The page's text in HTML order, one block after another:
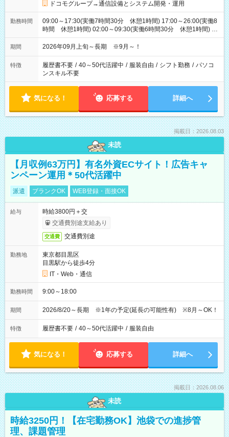
ドコモグループ→通信設備とシステム開発・運用
勤務時間
09:00～17:30(実働7時間30分 休憩1時間) 17:00～26:00(実働8
時間 休憩1時間) 02:00～09:30(実働6時間30分 休憩1時間) ※
日勤は就業時間1/夜勤は就業時間2.3を連続で行って頂きます
期間 2026年09月上旬～長期 ※9月～！
特徴 履歴書不要 / 40～50代活躍中 / 服装自由 / シフト勤務 / パソコ
ンスキル不要
気になる！ 応募する 詳細へ
掲載日：2026.08.03
未読
【月収例63万円】有名外資ECサイト！広告キャ
ンペーン運用＊50代活躍中
派遣 ブランクOK WEB登録・面接OK
給与
時給3800円＋交
交通費別途支給あり
交通費 交通費別途
勤務地
東京都目黒区
目黒駅から徒歩4分
IT・Web・通信
勤務時間 9:00～18:00
期間 2026/8/20～長期 ※1年の予定(延長の可能性有) ※8月～OK！
特徴 履歴書不要 / 40～50代活躍中 / 服装自由
気になる！ 応募する 詳細へ
掲載日：2026.08.06
未読
時給3250円！【在宅勤務OK】池袋での進捗管
理、課題管理